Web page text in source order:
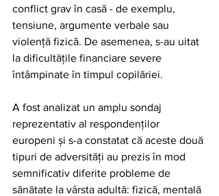
conflict grav în casă - de exemplu,
tensiune, argumente verbale sau
violență fizică. De asemenea, s-au uitat
la dificultățile financiare severe
întâmpinate în timpul copilăriei.
A fost analizat un amplu sondaj
reprezentativ al respondenților
europeni și s-a constatat că aceste două
tipuri de adversități au prezis în mod
semnificativ diferite probleme de
sănătate la vârsta adultă: fizică, mentală